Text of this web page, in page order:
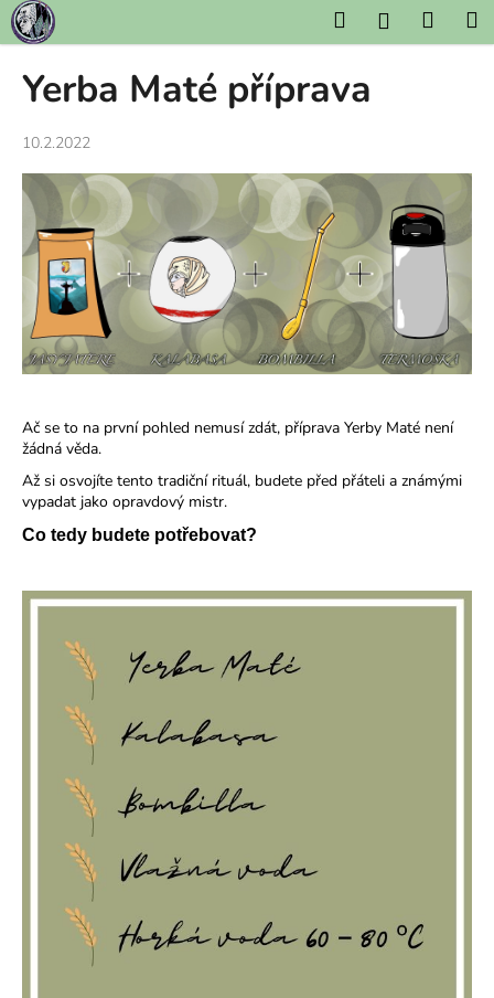
Přejít
na
obsah
HledatPřihlášení
Yerba Maté příprava
10.2.2022
Ač se to na první pohled nemusí zdát, příprava Yerby Maté není
žádná věda.
Až si osvojíte tento tradiční rituál, budete před přáteli a známými
vypadat jako opravdový mistr.
Co tedy budete potřebovat?
K
o
o
p
o
t
ř
b
u
j
t
e
n
a
j
t
HLEDAT